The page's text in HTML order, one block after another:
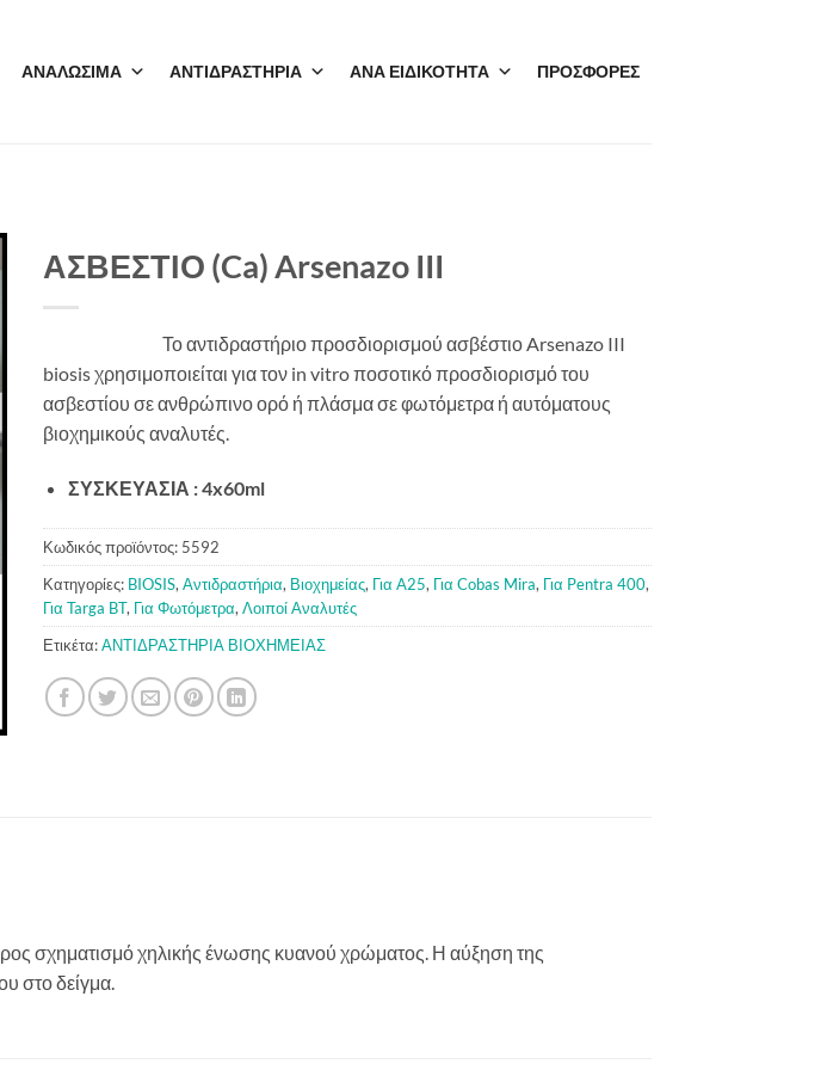
ΑΝΑΛΩΣΙΜΑ ΑΝΤΙΔΡΑΣΤΗΡΙΑ ΑΝΑ ΕΙΔΙΚΟΤΗΤΑ ΠΡΟΣΦΟΡΕΣ
ΑΣΒΕΣΤΙΟ (Ca) Arsenazo III
Το αντιδραστήριο προσδιορισμού ασβέστιο Arsenazo III
biosis χρησιμοποιείται για τον in vitro ποσοτικό προσδιορισμό του
ασβεστίου σε ανθρώπινο ορό ή πλάσμα σε φωτόμετρα ή αυτόματους
βιοχημικούς αναλυτές.
ΣΥΣΚΕΥΑΣΙΑ : 4x60ml
Κωδικός προϊόντος: 5592
Κατηγορίες: BIOSIS, Αντιδραστήρια, Βιοχημείας, Για A25, Για Cobas Mira, Για Pentra 400,
Για Targa BT, Για Φωτόμετρα, Λοιποί Αναλυτές
Ετικέτα:ΑΝΤΙΔΡΑΣΤΗΡΙΑ ΒΙΟΧΗΜΕΙΑΣ
σχηματισμό χηλικής ένωσης κυανού χρώματος. Η αύξηση της
στο δείγμα.